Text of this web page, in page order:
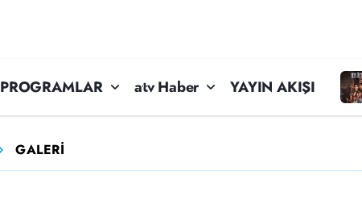
PROGRAMLAR atv Haber YAYIN AKIŞI
GALERİ